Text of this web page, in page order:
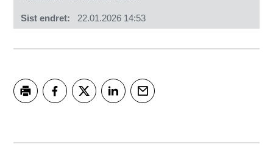
Sist endret 22.01.2026 14:53